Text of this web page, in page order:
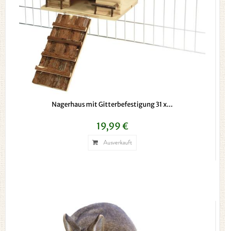
Nagerhaus mit Gitterbefestigung 31 x...
19,99 €
Ausverkauft